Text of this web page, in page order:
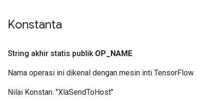
Konstanta
String akhir statis publik OP NAME
Nama operasi ini dikenal dengan mesin inti TensorFlow
Nilai Konstan: "XlaSendToHost"